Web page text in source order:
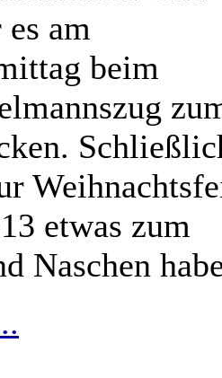
es am
beim
etwas zum
Naschen